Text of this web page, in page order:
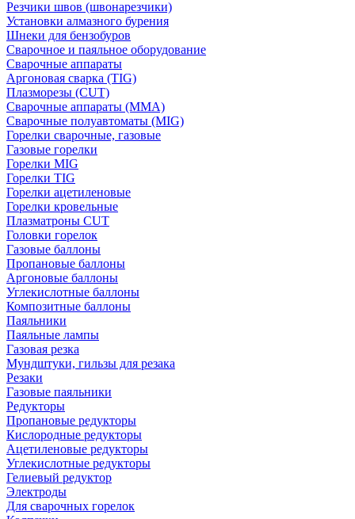
Резчики швов (швонарезчики)
Установки алмазного бурения
Шнеки для бензобуров
Сварочное и паяльное оборудование
Сварочные аппараты
Аргоновая сварка (TIG)
Плазморезы (CUT)
Сварочные аппараты (MMA)
Сварочные полуавтоматы (MIG)
Горелки сварочные, газовые
Газовые горелки
Горелки MIG
Горелки TIG
Горелки ацетиленовые
Горелки кровельные
Плазматроны CUT
Головки горелок
Газовые баллоны
Пропановые баллоны
Аргоновые баллоны
Углекислотные баллоны
Композитные баллоны
Паяльники
Паяльные лампы
Газовая резка
Мундштуки, гильзы для резака
Резаки
Газовые паяльники
Редукторы
Пропановые редукторы
Кислородные редукторы
Ацетиленовые редукторы
Углекислотные редукторы
Гелиевый редуктор
Электроды
Для сварочных горелок